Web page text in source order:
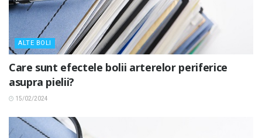
ALTE BOLI
Care sunt efectele bolii arterelor periferice
asupra pielii?
15/02/2024